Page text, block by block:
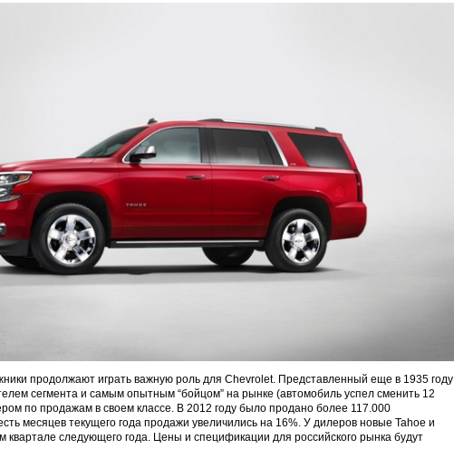
продолжают играть важную роль для Chevrolet. Представленный еще в 1935 году
сегмента и самым опытным “бойцом” на рынке (автомобиль успел сменить 12
по продажам в своем классе. В 2012 году было продано более 117.000
месяцев текущего года продажи увеличились на 16%. У дилеров новые Tahoe и
квартале следующего года. Цены и спецификации для российского рынка будут